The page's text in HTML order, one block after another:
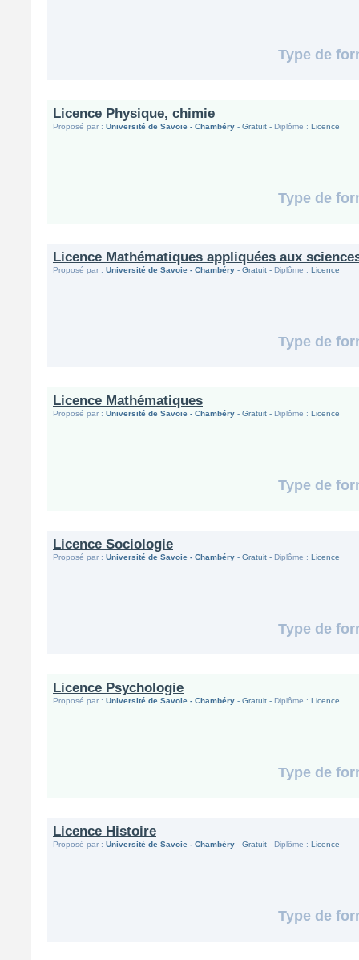
Type de
Licence Physique, chimie
Proposé par : Université de Savoie - Chambéry - Gratuit - Diplôme : Licence
Type de
Licence Mathématiques appliquées aux
Proposé par : Université de Savoie - Chambéry - Gratuit - Diplôme : Licence
Type de
Licence Mathématiques
Proposé par : Université de Savoie - Chambéry - Gratuit - Diplôme : Licence
Type de
Licence Sociologie
Proposé par : Université de Savoie - Chambéry - Gratuit - Diplôme : Licence
Type de
Licence Psychologie
Proposé par : Université de Savoie - Chambéry - Gratuit - Diplôme : Licence
Type de
Licence Histoire
Proposé par : Université de Savoie - Chambéry - Gratuit - Diplôme : Licence
Type de